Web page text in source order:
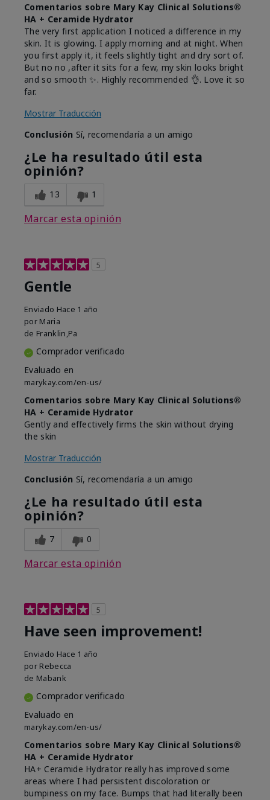
Comentarios sobre Mary Kay Clinical Solutions®
HA + Ceramide Hydrator
The very first application I noticed a difference in my
skin. It is glowing. I apply morning and at night. When
you first apply it, it feels slightly tight and dry sort of.
But no no ,after it sits for a few, my skin looks bright
and so smooth ✨️. Highly recommended 👌. Love it so
far.
Mostrar Traducción
Conclusión Sí, recomendaría a un amigo
¿Le ha resultado útil esta
opinión?
13 1
Marcar esta opinión
5
Gentle
Enviado Hace 1 año
por Maria
de Franklin,Pa
Comprador verificado
Evaluado en
marykay.com/en-us/
Comentarios sobre Mary Kay Clinical Solutions®
HA + Ceramide Hydrator
Gently and effectively firms the skin without drying
the skin
Mostrar Traducción
Conclusión Sí, recomendaría a un amigo
¿Le ha resultado útil esta
opinión?
7 0
Marcar esta opinión
5
Have seen improvement!
Enviado Hace 1 año
por Rebecca
de Mabank
Comprador verificado
Evaluado en
marykay.com/en-us/
Comentarios sobre Mary Kay Clinical Solutions®
HA + Ceramide Hydrator
HA+ Ceramide Hydrator really has improved some
areas where I had persistent discoloration or
bumpiness on my face. Bumps that had literally been